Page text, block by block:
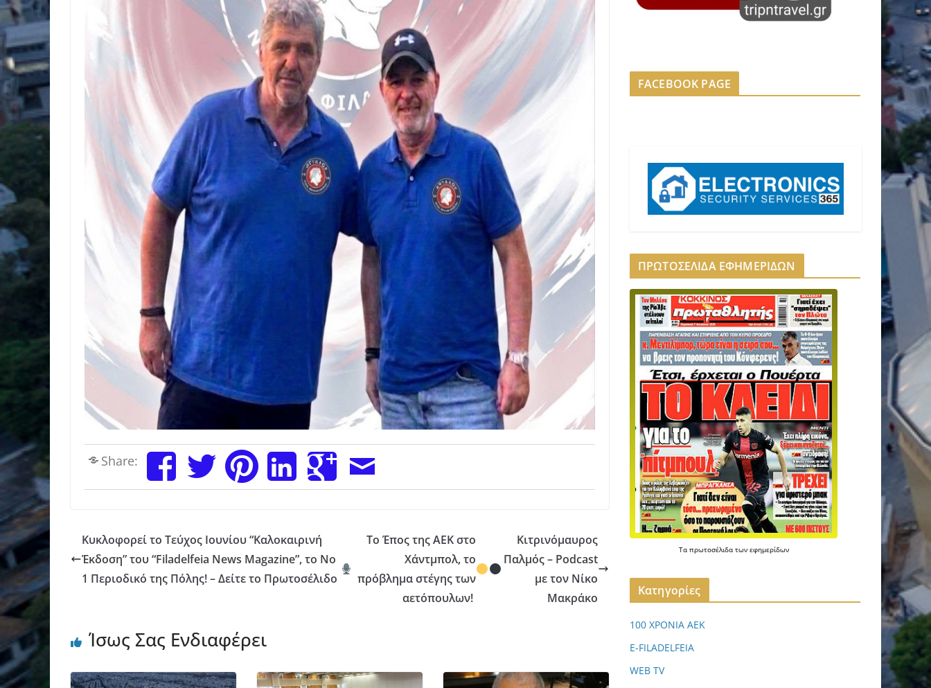
Share:
Κυκλοφορεί το Τεύχος Ιουνίου “Καλοκαιρινή
Έκδοση” του “Filadelfeia News Magazine”, το Νο
1 Περιοδικό της Πόλης! – Δείτε το Πρωτοσέλιδο
Το Έπος της ΑΕΚ στο
Χάντμπολ, το
πρόβλημα στέγης των
αετόπουλων!
Κιτρινόμαυρος
Παλμός – Podcast
με τον Νίκο
Μακράκο
Ίσως Σας Ενδιαφέρει
FACEBOOK PAGE
ΠΡΩΤΟΣΕΛΙΔΑ ΕΦΗΜΕΡΙΔΩΝ
Τα πρωτοσέλιδα των εφημερίδων
Kατηγορίες
100 ΧΡΟΝΙΑ ΑΕΚ
E-FILADELFEIA
WEB TV